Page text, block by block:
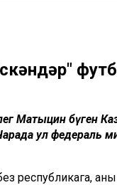
Матыцин бүген
ул федераль
республикага,